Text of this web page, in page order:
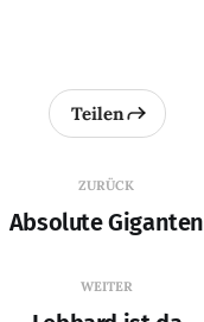
ZURÜCK
Absolute Giganten
Teilen
WEITER